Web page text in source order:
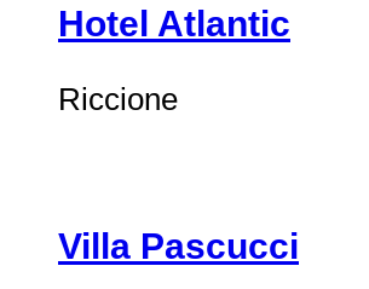
Hotel Atlantic
Riccione
Villa Pascucci